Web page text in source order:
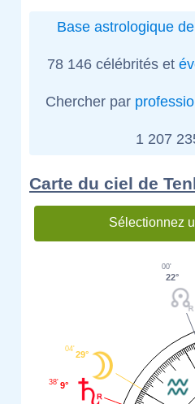
Base astrologique
78 146 célébrités et
Chercher par
1 207
Carte du ciel de
Sélectionnez
22°
00'
29°
04'
9°
38'